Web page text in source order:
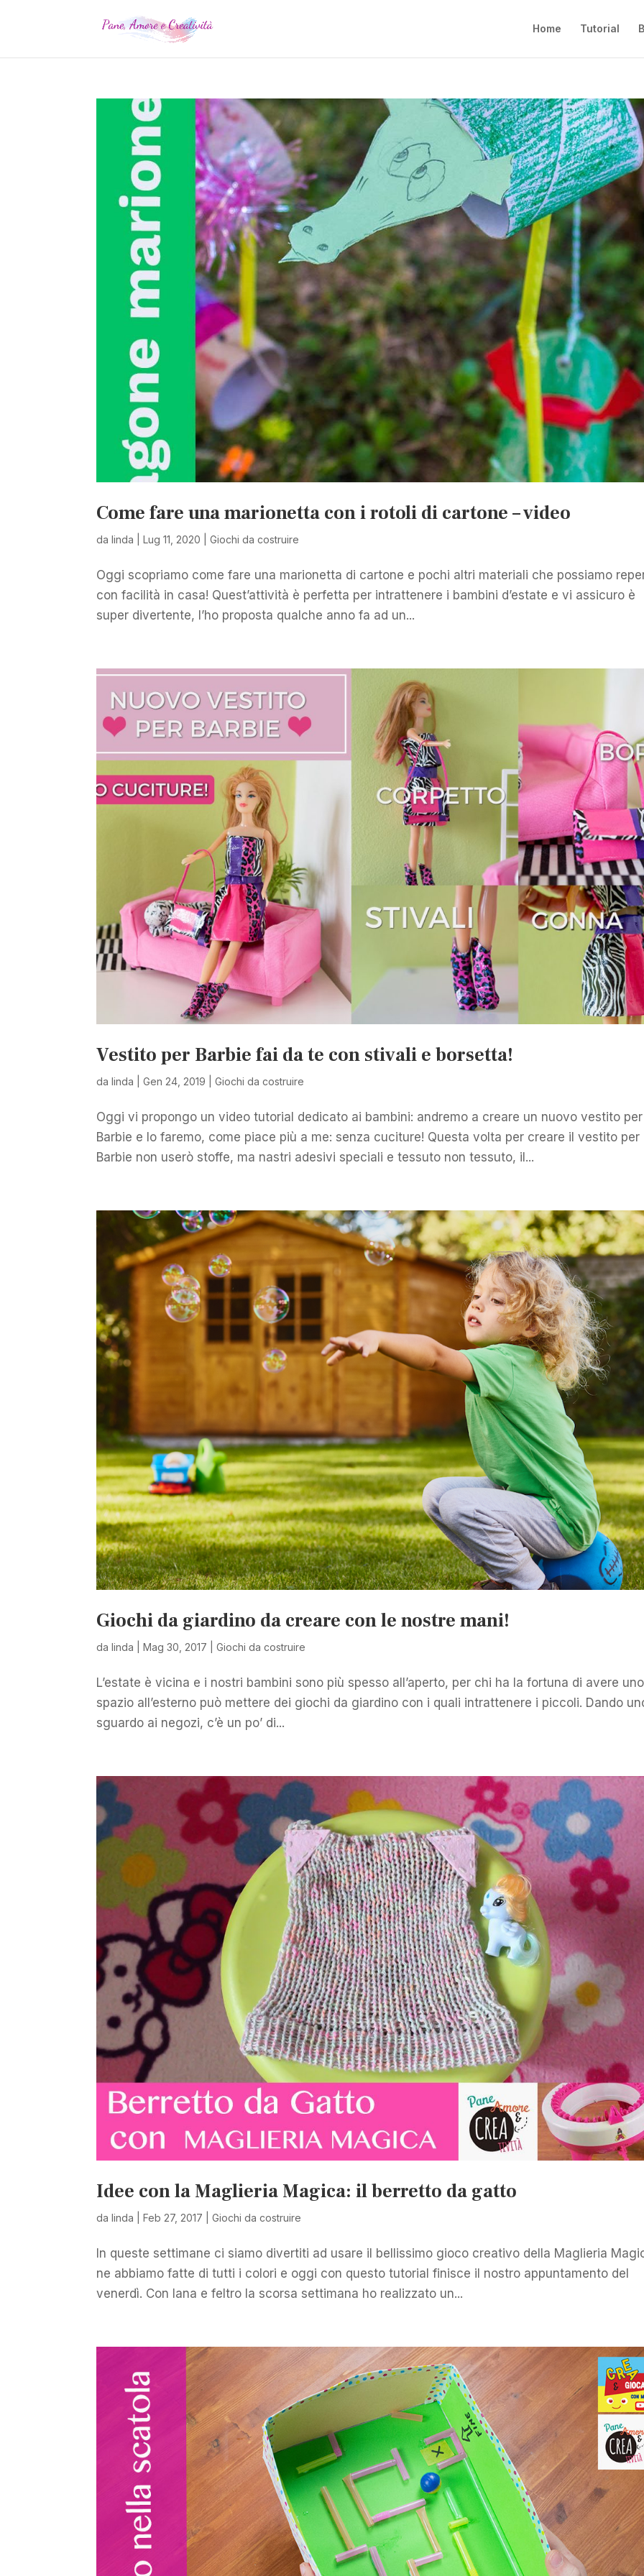
Home Tutorial
Come fare una marionetta con i rotoli di cartone – video
dalinda |Lug 11, 2020 |Giochi da costruire
Oggi scopriamo come fare una marionetta di cartone e pochi altri materiali che possiamo
con facilità in casa! Quest’attività è perfetta per intrattenere i bambini d’estate e vi assicuro è
super divertente, l’ho proposta qualche anno fa ad un...
Vestito per Barbie fai da te con stivali e borsetta!
dalinda |Gen 24, 2019 |Giochi da costruire
Oggi vi propongo un video tutorial dedicato ai bambini: andremo a creare un nuovo vestito per
Barbie e lo faremo, come piace più a me: senza cuciture! Questa volta per creare il vestito per
Barbie non userò stoffe, ma nastri adesivi speciali e tessuto non tessuto, il...
Giochi da giardino da creare con le nostre mani!
dalinda |Mag 30, 2017 |Giochi da costruire
L’estate è vicina e i nostri bambini sono più spesso all’aperto, per chi ha la fortuna di avere uno
spazio all’esterno può mettere dei giochi da giardino con i quali intrattenere i piccoli. Dando
sguardo ai negozi, c’è un po’ di...
Idee con la Maglieria Magica: il berretto da gatto
dalinda |Feb 27, 2017 |Giochi da costruire
In queste settimane ci siamo divertiti ad usare il bellissimo gioco creativo della Maglieria
ne abbiamo fatte di tutti i colori e oggi con questo tutorial finisce il nostro appuntamento del
venerdì. Con lana e feltro la scorsa settimana ho realizzato un...